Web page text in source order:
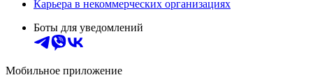
Карьера в некоммерческих организациях
Боты для уведомлений
Мобильное приложение